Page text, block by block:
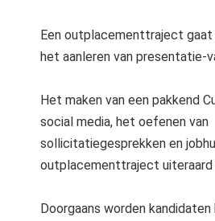
Een outplacementtraject gaat
het aanleren van presentatie-
Het maken van een pakkend
social media, het oefenen van
sollicitatiegesprekken en
outplacementtraject uiteraard
Doorgaans worden